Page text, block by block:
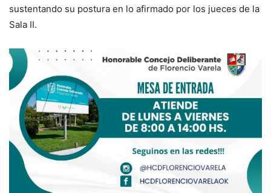
sustentando su postura en lo afirmado por los jueces de la
Sala II.